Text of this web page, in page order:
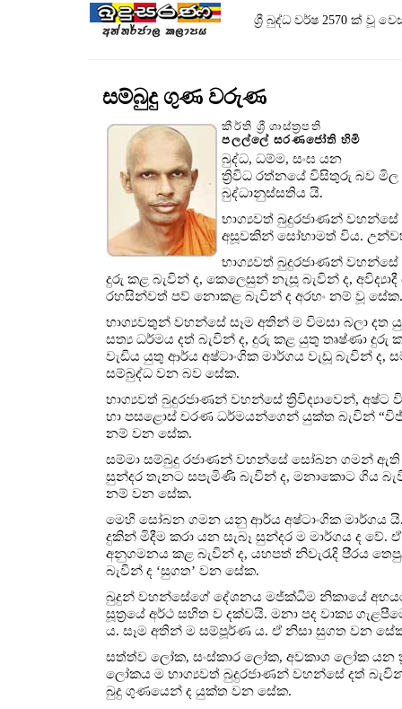
ශ්‍රී බුද්ධ වර්ෂ 2570 ක් වූ
සම්බුදු ගුණ වරුණ
කීර්ති ශ්‍රී ශාස්ත්‍රපති
පලල්ලේ සරණජෝති හිමි
බුද්ධ, ධම්ම, සංඝ යන
ත්‍රිවිධ රත්නයේ විසිතුරු බව
බුද්ධානුස්සතිය යි.
භාග්‍යවත් බුදුරජාණන්
අසූවකින් සෝභාමත් විය.
භාග්‍යවත් බුදුරජාණන්
දුරු කළ බැවින් ද, කෙලෙසුන් නැසූ බැවින් ද,
රහසින්වත් පව් නොකළ බැවින් ද අරහං නම් වූ සේක.
භාග්‍යවතුන් වහන්සේ සෑම අතින් ම විමසා බලා දත
සත්‍ය ධර්මය දත් බැවින් ද, දුරු කළ යුතු තෘෂ්ණා දුරු
වැඩිය යුතු ආර්ය අෂ්ටාංගික මාර්ගය වැඩූ බැවින් ද,
සම්බුද්ධ වන බව සේක.
භාග්‍යවත් බුදුරජාණන් වහන්සේ ත්‍රිවිද්‍යාවෙන්, අෂ්ට
හා පසළොස් චරණ ධර්මයන්ගෙන් යුක්ත බැවින්
නම් වන සේක.
සම්මා සම්බුදු රජාණන් වහන්සේ සෝබන ගමන් ඇති
සුන්දර තැනට සපැමිණි බැවින් ද, මනාකොට ගිය
නම් වන සේක.
මෙහි සෝබන ගමන යනු ආර්ය අෂ්ටාංගික මාර්ගය
දුකින් මිදීම කරා යන සැබෑ සුන්දර ම මාර්ගය ද වේ.
අනුගමනය කළ බැවින් ද, යහපත් නිවැරැදි පි‍්‍රය
බැවින් ද ‘සුගත’ වන සේක.
බුදුන් වහන්සේගේ දේශනය මජ්ක්‍ධිම නිකායේ
සූත්‍රයේ අර්ථ සහිත ව දක්වයි. මනා පද වාක්‍ය
ය. සෑම අතින් ම සම්පූර්ණ ය. ඒ නිසා සුගත වන
සත්ත්ව ලෝක, සංස්කාර ලෝක, අවකාශ ලෝක යන
ලෝකය ම භාග්‍යවත් බුදුරජාණන් වහන්සේ දත්
බුදු ගුණයෙන් ද යුක්ත වන සේක.